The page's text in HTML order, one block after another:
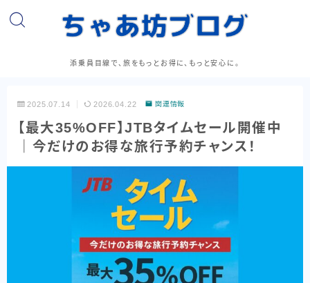
添乗員目線で、旅をもっとお得に、もっと安心に。
2025.07.14 2026.04.22 関連情報
【最大35%OFF】JTBタイムセール開催中
｜今だけのお得な旅行予約チャンス！